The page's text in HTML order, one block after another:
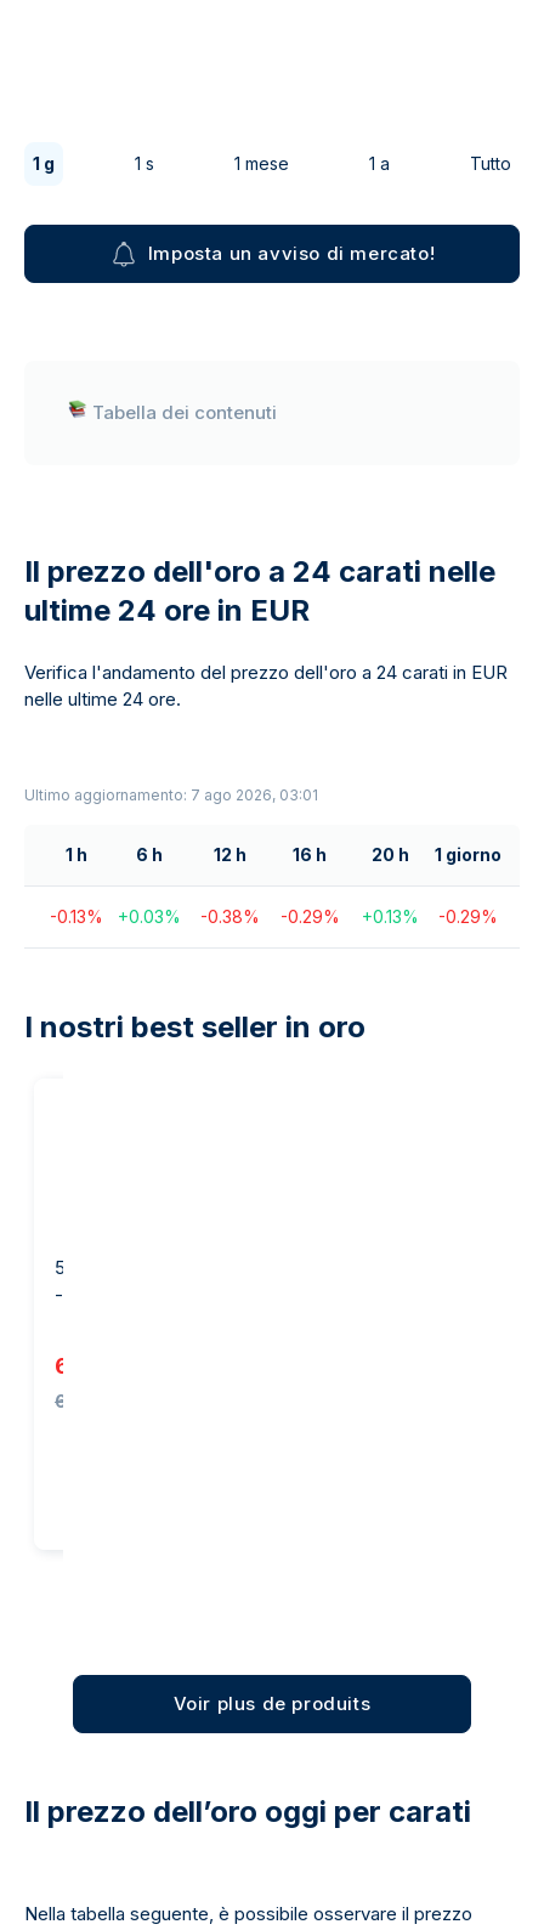
1 g 1 s 1 mese 1 a Tutto
Imposta un avviso di mercato!
Tabella dei contenuti
Il prezzo dell'oro a 24 carati nelle
ultime 24 ore in EUR
Verifica l'andamento del prezzo dell'oro a 24 carati in EUR
nelle ultime 24 ore.
Ultimo aggiornamento: 7 ago 2026, 03:01
1 h 6 h 12 h 16 h 20 h 1 giorno
-0.13% +0.03% -0.38% -0.29% +0.13% -0.29%
I nostri best seller in oro
50 grammi Lingotto d'Oro
- PAMP Suisse
6.079,30 €
6.112,61 €
Voir plus de produits
Il prezzo dell’oro oggi per carati
Nella tabella seguente, è possibile osservare il prezzo